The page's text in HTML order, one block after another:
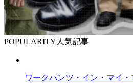
POPULARITY 人気記事
ワークパンツ・イン・マイ